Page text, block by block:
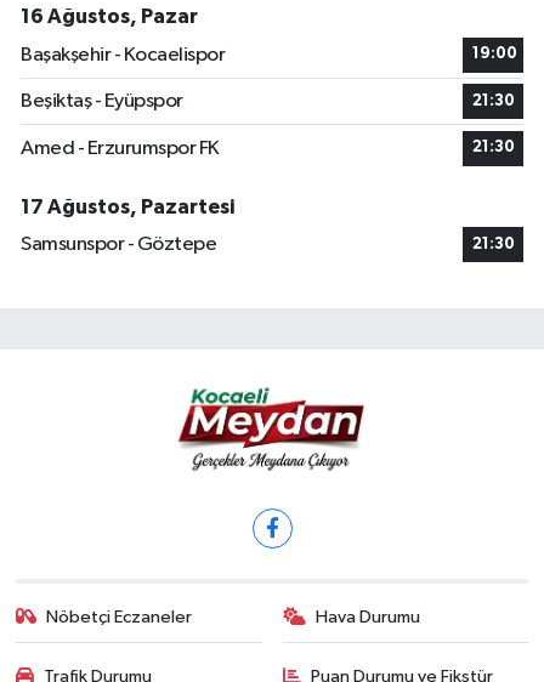
16 Ağustos, Pazar
Başakşehir - Kocaelispor
19:00
Beşiktaş - Eyüpspor 21:30
Amed - Erzurumspor FK 21:30
17 Ağustos, Pazartesi
Samsunspor - Göztepe
21:30
Nöbetçi Eczaneler Hava Durumu
Trafik Durumu Puan Durumu ve Fikstür